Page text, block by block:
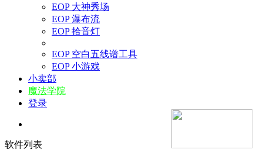
EOP 大神秀场
EOP 瀑布流
EOP 拾音灯
EOP 空白五线谱工具
EOP 小游戏
小卖部
魔法学院
登录
软件列表